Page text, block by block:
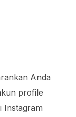
Anda
profile
Instagram